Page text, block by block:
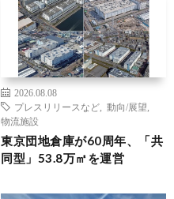
2026.08.08
プレスリリースなど
動向/展望
物流施設
東京団地倉庫が60周年、「共
同型」53.8万㎡を運営